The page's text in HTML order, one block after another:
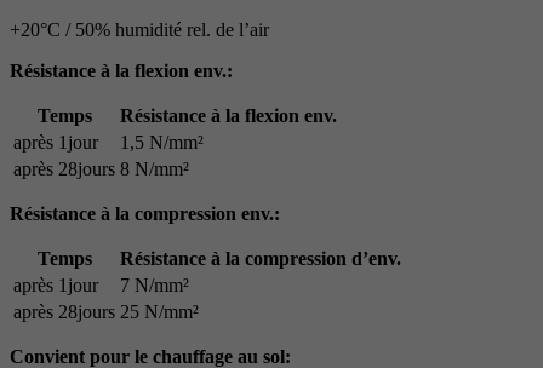
+20°C / 50% humidité rel. de l’air
Résistance à la flexion env.:
Temps
Résistance à la flexion env.
après 1jour
1,5 N/mm²
après 28jours 8 N/mm²
Résistance à la compression env.:
Temps
Résistance à la compression d’env.
après 1jour
7 N/mm²
après 28jours 25 N/mm²
Convient pour le chauffage au sol: